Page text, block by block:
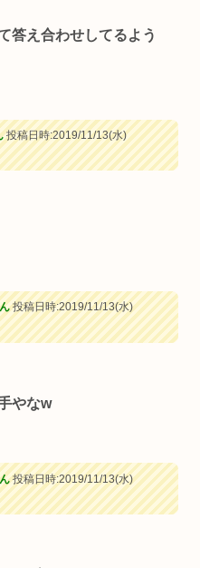
答え合わせしてるよう
投稿日時:2019/11/13(水)
投稿日時:2019/11/13(水)
やなw
投稿日時:2019/11/13(水)